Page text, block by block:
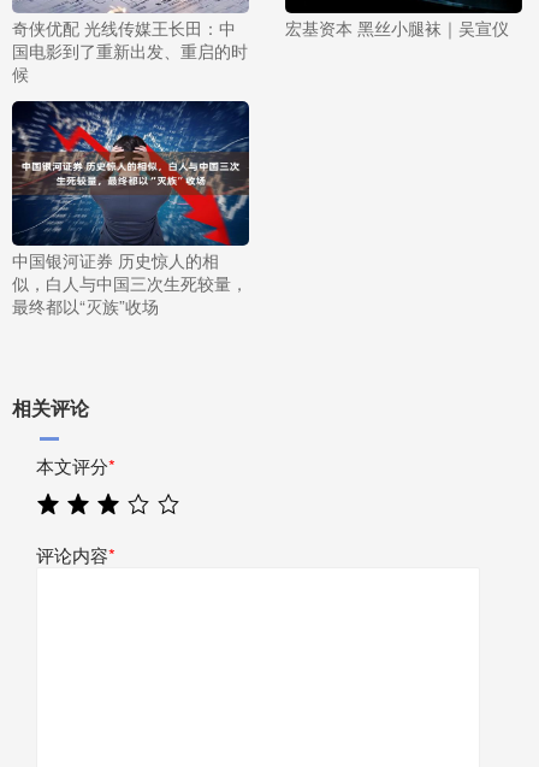
奇侠优配 光线传媒王长田：中
国电影到了重新出发、重启的时
候
宏基资本 黑丝小腿袜｜吴宣仪
中国银河证券 历史惊人的相
似，白人与中国三次生死较量，
最终都以“灭族”收场
相关评论
本文评分*
评论内容*